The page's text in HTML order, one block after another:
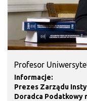
Profesor
Informacje:
Prezes Zarządu
Doradca Podatkowy